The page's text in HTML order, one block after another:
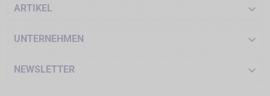
ARTIKEL 
UNTERNEHMEN 
NEWSLETTER 